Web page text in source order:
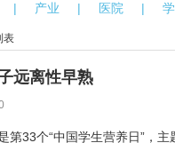
| 产业 | 医院 |
表
远离性早熟
第33个“中国学生营养日”，